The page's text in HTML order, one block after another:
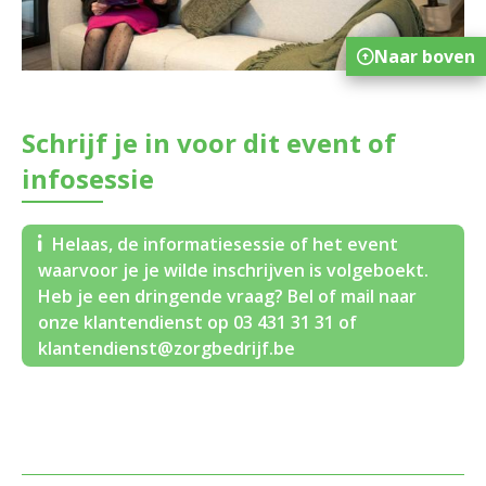
Schrijf je in voor dit event of
infosessie
Helaas, de informatiesessie of het event
waarvoor je je wilde inschrijven is volgeboekt.
Heb je een dringende vraag? Bel of mail naar
onze klantendienst op 03 431 31 31 of
klantendienst@zorgbedrijf.be
Naar boven